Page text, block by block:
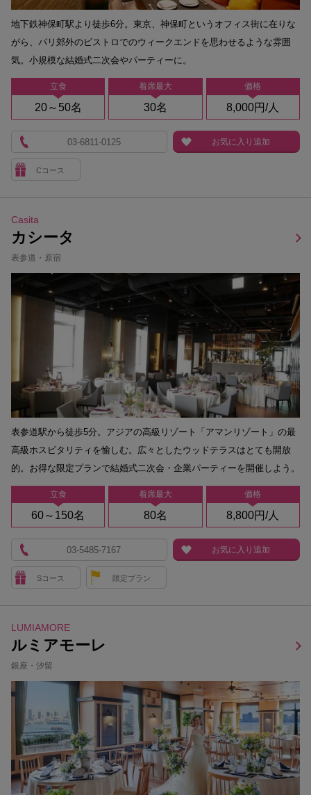
立食
20～50名
着席最大
30名
価格
8,000円/人
地下鉄神保町駅より徒歩6分。東京、神保町というオフィス街に在りな
がら、パリ郊外のビストロでのウィークエンドを思わせるような雰囲
気。小規模な結婚式二次会やパーティーに。
Cコース
03-6811-0125 お気に入り追加
Casita
カシータ
表参道・原宿
立食
60～150名
着席最大
80名
価格
8,800円/人
表参道駅から徒歩5分。アジアの高級リゾート「アマンリゾート」の最
高級ホスピタリティを愉しむ。広々としたウッドテラスはとても開放
的。お得な限定プランで結婚式二次会・企業パーティーを開催しよう。
Sコース 限定プラン
03-5485-7167 お気に入り追加
LUMIAMORE
ルミアモーレ
銀座・汐留